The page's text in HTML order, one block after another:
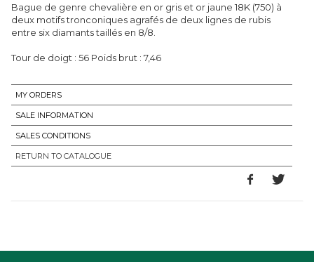
Bague de genre chevalière en or gris et or jaune 18K (750) à
deux motifs tronconiques agrafés de deux lignes de rubis
entre six diamants taillés en 8/8.
Tour de doigt : 56 Poids brut : 7,46
MY ORDERS
SALE INFORMATION
SALES CONDITIONS
RETURN TO CATALOGUE